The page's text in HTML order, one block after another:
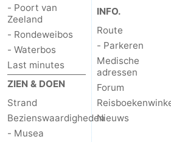
- Poort van
Zeeland
- Rondeweibos
- Waterbos
Last minutes
ZIEN & DOEN
Strand
Bezienswaardigheden
- Musea
INFO.
Route
- Parkeren
Medische
adressen
Forum
Nieuws